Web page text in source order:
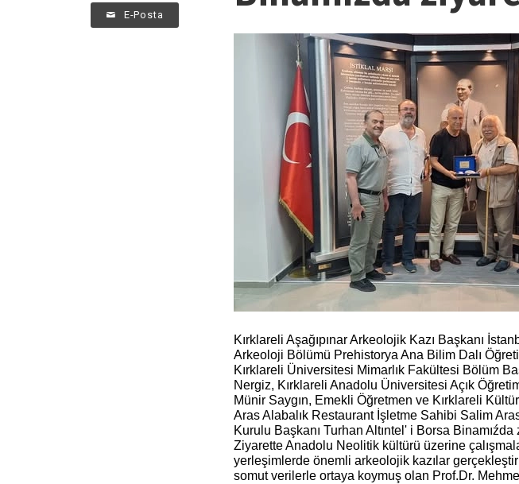
E-Posta
Kırklareli Aşağıpınar Arkeolojik Kazı Başkanı
Arkeoloji Bölümü Prehistorya Ana Bilim Dalı
Kırklareli Üniversitesi Mimarlık Fakültesi Bölüm
Nergiz, Kırklareli Anadolu Üniversitesi Açık
Münir Saygın, Emekli Öğretmen ve Kırklareli
Aras Alabalık Restaurant İşletme Sahibi Salim
Kurulu Başkanı Turhan Altıntel' i Borsa Binamıźda
Ziyarette Anadolu Neolitik kültürü üzerine
yerleşimlerde önemli arkeolojik kazılar
somut verilerle ortaya koymuş olan Prof.Dr.